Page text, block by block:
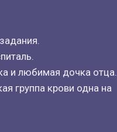
и любимая дочка отца.
группа крови одна на